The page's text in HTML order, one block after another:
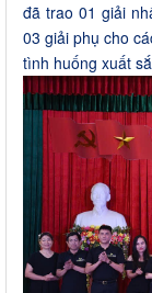
đã trao 01 giải
03 giải phụ cho
tình huống xuất